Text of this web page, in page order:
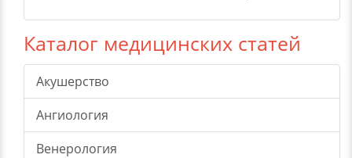
Каталог медицинских статей
Акушерство
Ангиология
Венерология